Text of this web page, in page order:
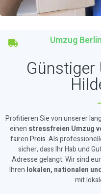
Umzug
Günstiger
Profitieren Sie von unserer
einen stressfreien Umzug
fairenPreis. Als
sicher, dass Ihr Hab und
Adresse gelangt. Wir sind
Ihren lokalen, nationalen
mit